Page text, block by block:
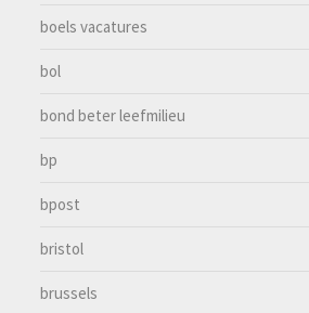
boels vacatures
bol
bond beter leefmilieu
bp
bpost
bristol
brussels